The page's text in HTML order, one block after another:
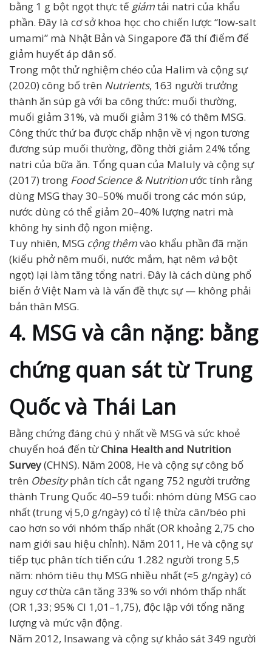
bằng 1 g bột ngọt thực tế giảmtải natri của khẩu
phần. Đây là cơ sở khoa học cho chiến lược “low-salt
umami” mà Nhật Bản và Singapore đã thí điểm để
giảm huyết áp dân số.
Trong một thử nghiệm chéo của Halim và cộng sự
(2020) công bố trên Nutrients, 163 người trưởng
thành ăn súp gà với ba công thức: muối thường,
muối giảm 31%, và muối giảm 31% có thêm MSG.
Công thức thứ ba được chấp nhận về vị ngon tương
đương súp muối thường, đồng thời giảm 24% tổng
natri của bữa ăn. Tổng quan của Maluly và cộng sự
(2017) trong Food Science & Nutritionước tính rằng
dùng MSG thay 30–50% muối trong các món súp,
nước dùng có thể giảm 20–40% lượng natri mà
không hy sinh độ ngon miệng.
Tuy nhiên, MSG cộng thêmvào khẩu phần đã mặn
(kiểu phở nêm muối, nước mắm, hạt nêm vàbột
ngọt) lại làm tăng tổng natri. Đây là cách dùng phổ
biến ở Việt Nam và là vấn đề thực sự — không phải
bản thân MSG.
4. MSG và cân nặng: bằng
chứng quan sát từ Trung
Quốc và Thái Lan
Bằng chứng đáng chú ý nhất về MSG và sức khoẻ
chuyển hoá đến từChina Health and Nutrition
Survey(CHNS). Năm 2008, He và cộng sự công bố
trên Obesityphân tích cắt ngang 752 người trưởng
thành Trung Quốc 40–59 tuổi: nhóm dùng MSG cao
nhất (trung vị 5,0 g/ngày) có tỉ lệ thừa cân/béo phì
cao hơn so với nhóm thấp nhất (OR khoảng 2,75 cho
nam giới sau hiệu chỉnh). Năm 2011, He và cộng sự
tiếp tục phân tích tiến cứu 1.282 người trong 5,5
năm: nhóm tiêu thụ MSG nhiều nhất (≈5 g/ngày) có
nguy cơ thừa cân tăng 33% so với nhóm thấp nhất
(OR 1,33; 95% CI 1,01–1,75), độc lập với tổng năng
lượng và mức vận động.
Năm 2012, Insawang và cộng sự khảo sát 349 người